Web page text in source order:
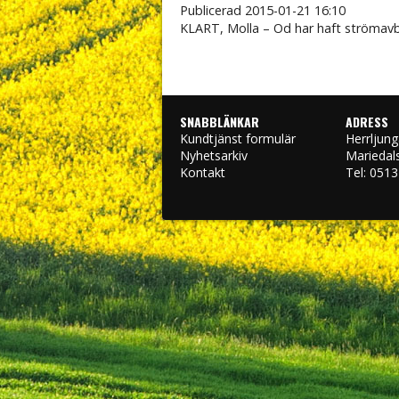
Carl-Oscar Hermansson Pontus Lennstrand Simon Fiilpsson
Publicerad 2015-01-21 16:10
KLART, Molla – Od har haft
SNABBLÄNKAR
Kundtjänst formulär
Nyhetsarkiv
Kontakt
ADRESS
Tel: